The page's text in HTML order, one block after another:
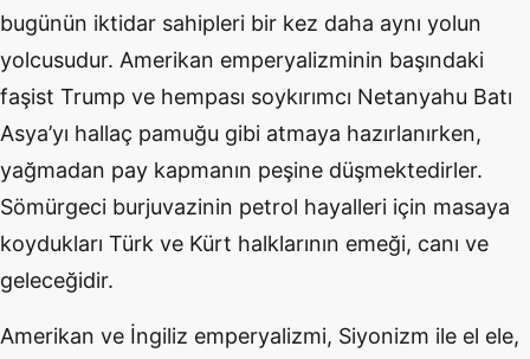
bugünün iktidar sahipleri bir kez daha aynı yolun
yolcusudur. Amerikan emperyalizminin başındaki
faşist Trump ve hempası soykırımcı Netanyahu Batı
Asya’yı hallaç pamuğu gibi atmaya hazırlanırken,
yağmadan pay kapmanın peşine düşmektedirler.
Sömürgeci burjuvazinin petrol hayalleri için masaya
koydukları Türk ve Kürt halklarının emeği, canı ve
geleceğidir.
Amerikan ve İngiliz emperyalizmi, Siyonizm ile el ele,